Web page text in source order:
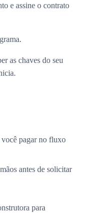
e assine o contrato
as chaves do seu
você pagar no fluxo
antes de solicitar
para